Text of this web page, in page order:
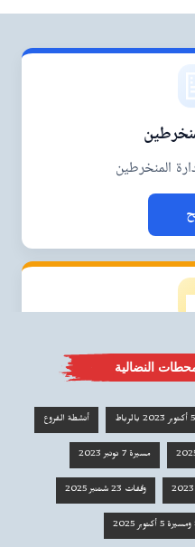
النضالية
5 أكتوبر 2023 بالرباط أنشطة الفروع
مسيرة 7 نونبر 2023
وقفات 23 شتنبر 2025
5 أكتوبر 2025